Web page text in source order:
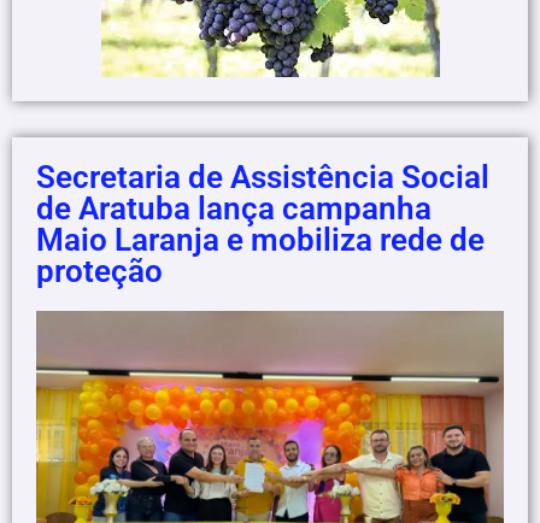
Secretaria de Assistência Social
de Aratuba lança campanha
Maio Laranja e mobiliza rede de
proteção